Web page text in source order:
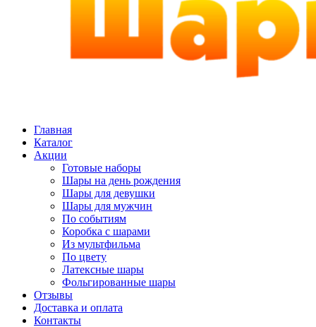
Главная
Каталог
Акции
Готовые наборы
Шары на день рождения
Шары для девушки
Шары для мужчин
По событиям
Коробка с шарами
Из мультфильма
По цвету
Латексные шары
Фольгированные шары
Отзывы
Доставка и оплата
Контакты